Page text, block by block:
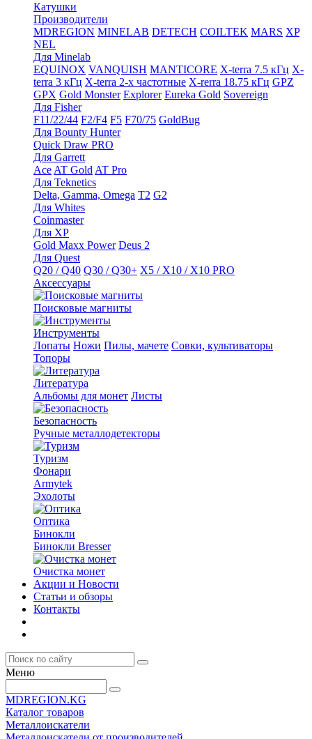
Катушки
Производители
MDREGION MINELAB DETECH COILTEK MARS XP
NEL
Для Minelab
EQUINOX VANQUISH MANTICORE X-terra 7.5 кГц X-
terra 3 кГц X-terra 2-х частотные X-rerra 18.75 кГц GPZ
GPX Gold Monster Explorer Eureka Gold Sovereign
Для Fisher
F11/22/44 F2/F4 F5 F70/75 GoldBug
Для Bounty Hunter
Quick Draw PRO
Для Garrett
Ace AT Gold AT Pro
Для Teknetics
Delta, Gamma, Omega Т2 G2
Для Whites
Coinmaster
Для XP
Gold Maxx Power Deus 2
Для Quest
Q20 / Q40 Q30 / Q30+ X5 / X10 / X10 PRO
Аксессуары
Поисковые магниты
Инструменты
Лопаты Ножи Пилы, мачете Совки, культиваторы
Топоры
Литература
Альбомы для монет Листы
Безопасность
Ручные металлодетекторы
Туризм
Фонари
Armytek
Эхолоты
Оптика
Бинокли
Бинокли Bresser
Очистка монет
Акции и Новости
Статьи и обзоры
Контакты
Меню
MDREGION.KG
Каталог товаров
Металлоискатели